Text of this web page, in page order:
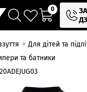
0
Для дітей та
та батники